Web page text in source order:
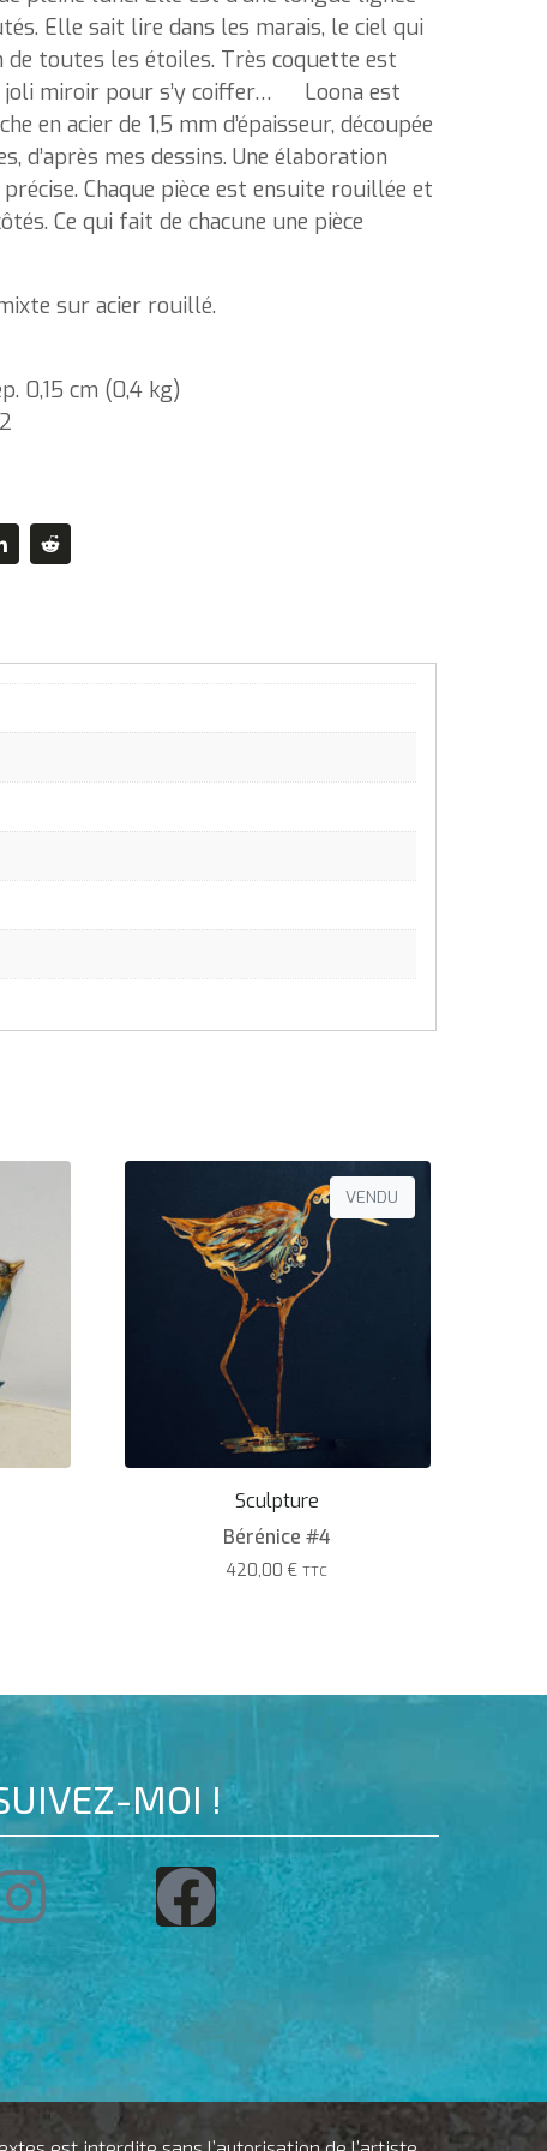
Elle sait lire dans les marais, le ciel qui
de toutes les étoiles. Très coquette est
joli miroir pour s’y coiffer… Loona est
en acier de 1,5 mm d’épaisseur, découpée
d’après mes dessins. Une élaboration
Chaque pièce est ensuite rouillée et
Ce qui fait de chacune une pièce
sur acier rouillé.
0,15 cm (0,4 kg)
VENDU
Sculpture
Bérénice #4
420,00€ TTC
MOI !